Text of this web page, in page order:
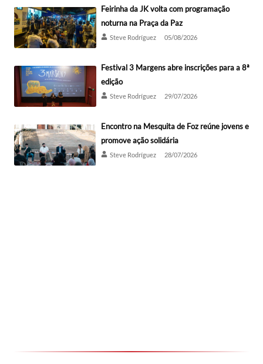
Feirinha da JK volta com programação
noturna na Praça da Paz
Steve Rodríguez 05/08/2026
Festival 3 Margens abre inscrições para a 8ª
edição
Steve Rodríguez 29/07/2026
Encontro na Mesquita de Foz reúne jovens e
promove ação solidária
Steve Rodríguez 28/07/2026